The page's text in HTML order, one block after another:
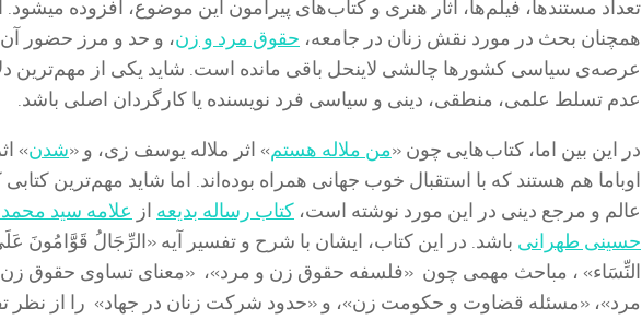
تعداد مستندها، فیلم‌ها، آثار هنری و کتاب‌های پیرامون این موضوع، افزوده میشود.
همچنان بحث در مورد نقش زنان در جامعه، حقوق مرد و زن، و حد و مرز حضور
عرصه‌ی سیاسی کشورها چالشی لاینحل باقی مانده است. شاید یکی از مهم‌ترین
عدم تسلط علمی، منطقی، دینی و سیاسی فرد نویسنده یا کارگردان اصلی باشد.
در این بین اما، کتاب‌هایی چون «من ملاله هستم» اثر ملاله یوسف زی، و «شدن»
اوباما هم هستند که با استقبال خوب جهانی همراه بوده‌اند. اما شاید مهم‌ترین
عالم و مرجع دینی در این مورد نوشته است، کتاب رساله بدیعه از علامه سید
حسینی طهرانی باشد. در این کتاب، ایشان با شرح و تفسیر آیه «الرِّجَالُ قَوَّامُونَ
النِّسَاء» ، مباحث مهمی چون «فلسفه حقوق زن و مرد»، «معنای تساوی حقوق
مرد»، «مسئله قضاوت و حکومت زن»، و «حدود شرکت زنان در جهاد» را از نظر